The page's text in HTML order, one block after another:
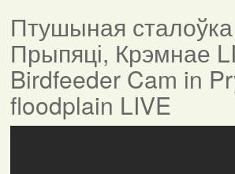
Птушыная
Прыпяці, Крэмнае
Birdfeeder Cam in
floodplain LIVE